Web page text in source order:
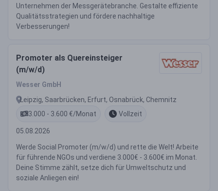
Unternehmen der Messgerätebranche. Gestalte effiziente
Qualitätsstrategien und fördere nachhaltige
Verbesserungen!
Promoter als Quereinsteiger
(m/w/d)
Wesser GmbH
Leipzig, Saarbrücken, Erfurt, Osnabrück, Chemnitz
3.000 - 3.600 €/Monat
Vollzeit
05.08.2026
Werde Social Promoter (m/w/d) und rette die Welt! Arbeite
für führende NGOs und verdiene 3.000€ - 3.600€ im Monat.
Deine Stimme zählt, setze dich für Umweltschutz und
soziale Anliegen ein!